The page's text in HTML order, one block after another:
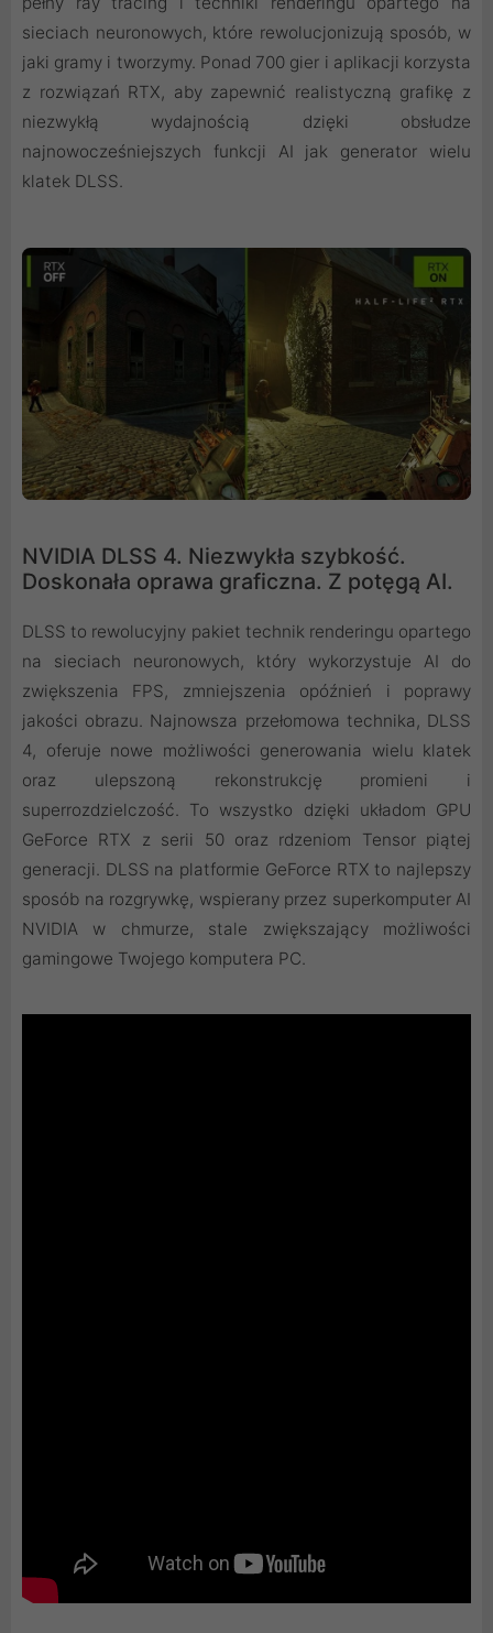
sieciach neuronowych, które rewolucjonizują sposób, w
jaki gramy i tworzymy. Ponad 700 gier i aplikacji korzysta
z rozwiązań RTX, aby zapewnić realistyczną grafikę z
niezwykłą wydajnością dzięki obsłudze
najnowocześniejszych funkcji AI jak generator wielu
klatek DLSS.
NVIDIA DLSS 4. Niezwykła szybkość.
Doskonała oprawa graficzna. Z potęgą AI.
DLSS to rewolucyjny pakiet technik renderingu opartego
na sieciach neuronowych, który wykorzystuje AI do
zwiększenia FPS, zmniejszenia opóźnień i poprawy
jakości obrazu. ‌Najnowsza przełomowa technika, DLSS
4, oferuje nowe możliwości generowania wielu klatek
oraz ulepszoną rekonstrukcję promieni i
superrozdzielczość. To wszystko dzięki układom GPU
GeForce RTX z serii 50 oraz rdzeniom Tensor piątej
generacji. DLSS na platformie GeForce RTX to najlepszy
sposób na rozgrywkę, wspierany przez superkomputer AI
NVIDIA w chmurze, stale zwiększający możliwości
gamingowe Twojego komputera PC.